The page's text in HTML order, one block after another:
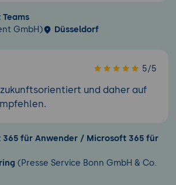
GmbH)
Düsseldorf
5/5
und daher auf
365 für Anwender / Microsoft 365 für
(Presse Service Bonn GmbH & Co.